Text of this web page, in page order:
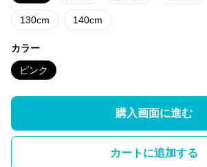
130cm 140cm
カラー
ピンク
購入画面に進む
カートに追加する